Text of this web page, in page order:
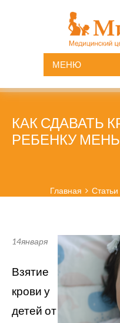
МЕНЮ
КАК СДАВАТЬ
РЕБЕНКУ
Главная Статьи
14января
Взятие
крови у
детей от